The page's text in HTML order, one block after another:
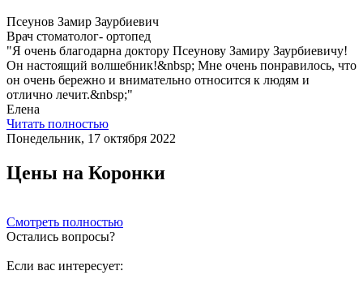
Псеунов Замир Заурбиевич
Врач стоматолог- ортопед
"Я очень благодарна доктору Псеунову Замиру Заурбиевичу!
Он настоящий волшебник!&nbsp; Мне очень понравилось, что
он очень бережно и внимательно относится к людям и
отлично лечит.&nbsp;"
Елена
Читать полностью
Понедельник, 17 октября 2022
Цены на Коронки
Смотреть полностью
Остались вопросы?
Если вас интересует: